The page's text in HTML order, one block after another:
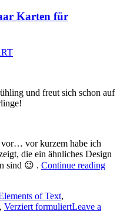
Karten für
und freut sich schon auf
vor kurzem habe ich
die ein ähnliches Design
sind 😉 . Continue reading
of Text,
, Verziert formuliertLeave a